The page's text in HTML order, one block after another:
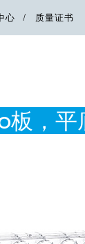
心 质量证书
，平